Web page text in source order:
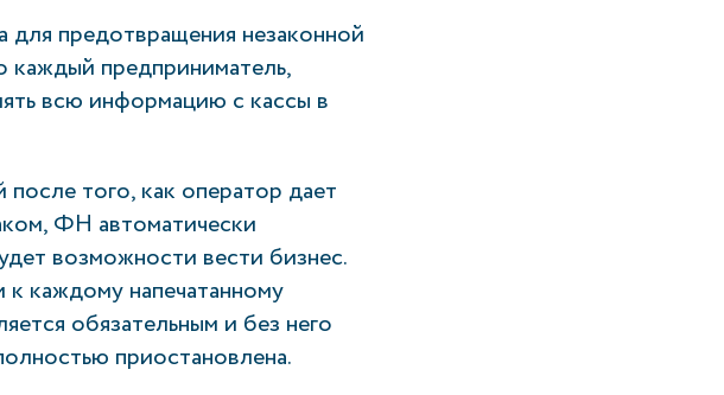
предотвращения незаконной
каждый предприниматель,
всю информацию с кассы в
того, как оператор дает
ФН автоматически
возможности вести бизнес.
каждому напечатанному
обязательным и без него
приостановлена.